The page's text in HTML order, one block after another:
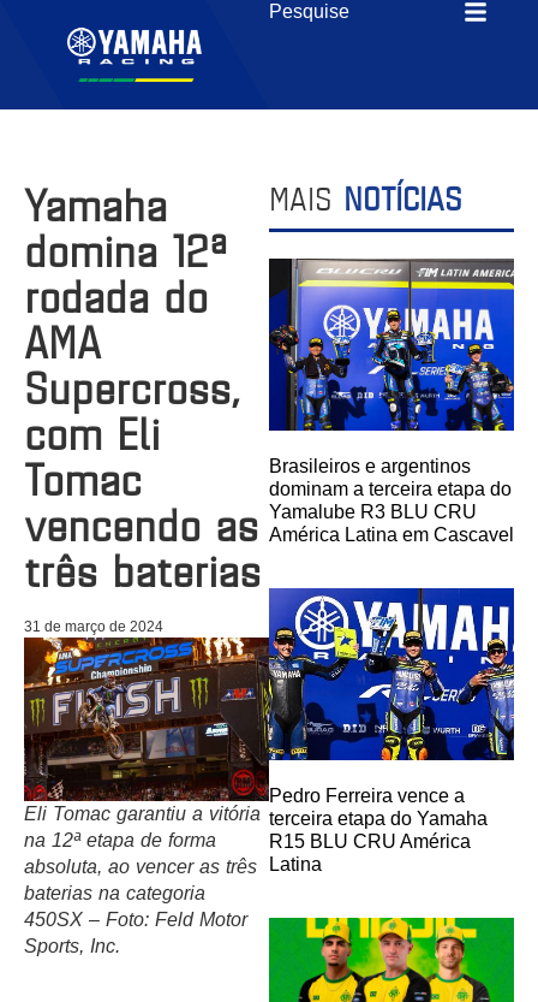
Yamaha
domina 12ª
rodada do
AMA
Supercross,
com Eli
Tomac
vencendo as
três baterias
31 de março de 2024
Eli Tomac garantiu a vitória
na 12ª etapa de forma
absoluta, ao vencer as três
baterias na categoria
450SX – Foto: Feld Motor
Sports, Inc.
MAIS NOTÍCIAS
Brasileiros e argentinos
dominam a terceira etapa do
Yamalube R3 BLU CRU
América Latina em Cascavel
Pedro Ferreira vence a
terceira etapa do Yamaha
R15 BLU CRU América
Latina